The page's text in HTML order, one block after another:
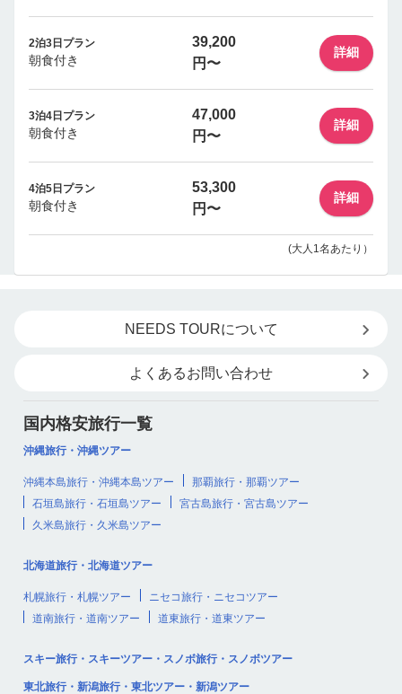
2泊3日プラン
朝食付き
39,200
円〜
詳細
3泊4日プラン
朝食付き
47,000
円〜
詳細
4泊5日プラン
朝食付き
53,300
円〜
詳細
(大人1名あたり）
NEEDS TOURについて
よくあるお問い合わせ
国内格安旅行一覧
沖縄旅行・沖縄ツアー
沖縄本島旅行・沖縄本島ツアー
那覇旅行・那覇ツアー
石垣島旅行・石垣島ツアー
宮古島旅行・宮古島ツアー
久米島旅行・久米島ツアー
北海道旅行・北海道ツアー
札幌旅行・札幌ツアー
ニセコ旅行・ニセコツアー
道南旅行・道南ツアー
道東旅行・道東ツアー
スキー旅行・スキーツアー・スノボ旅行・スノボツアー
東北旅行・新潟旅行・東北ツアー・新潟ツアー